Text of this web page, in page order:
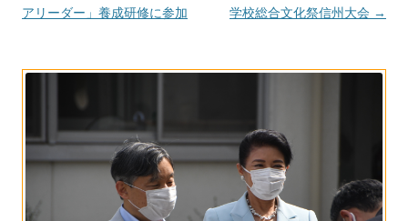
稿
シ
ョ
アリーダー」養成研修に参加
学校総合文化祭信州大会 →